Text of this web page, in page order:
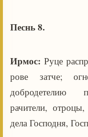
Песнь 8.
Ирмос:Руце
рове затче;
добродетелию
рачители,
дела Господня,